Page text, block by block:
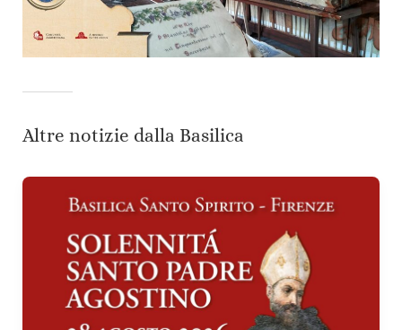
Altre notizie dalla Basilica